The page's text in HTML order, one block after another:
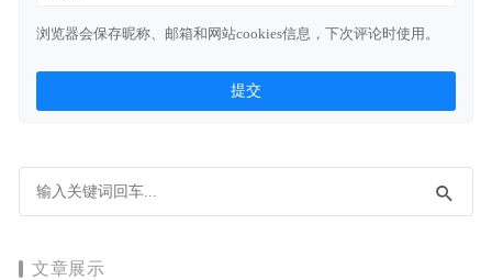
浏览器会保存昵称、邮箱和网站cookies信息，下次评论时使用。
文章展示